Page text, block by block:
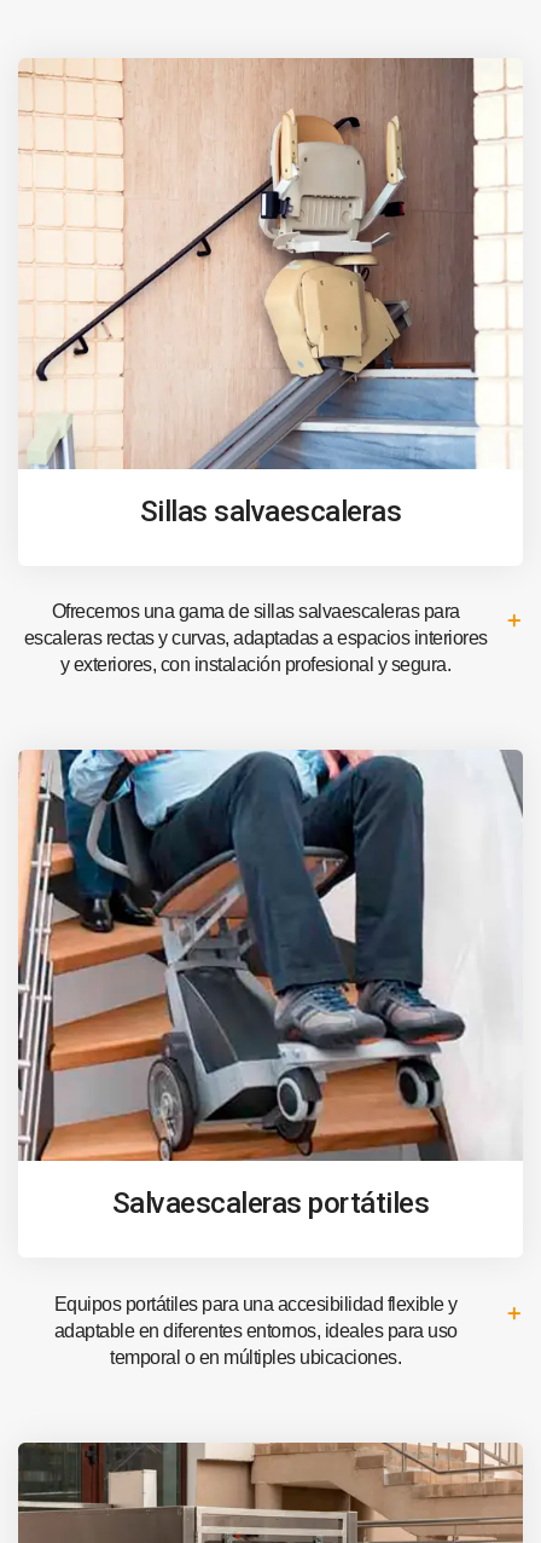
Sillas salvaescaleras
Ofrecemos una gama de sillas salvaescaleras para
escaleras rectas y curvas, adaptadas a espacios interiores
y exteriores, con instalación profesional y segura.
Salvaescaleras portátiles
Equipos portátiles para una accesibilidad flexible y
adaptable en diferentes entornos, ideales para uso
temporal o en múltiples ubicaciones.